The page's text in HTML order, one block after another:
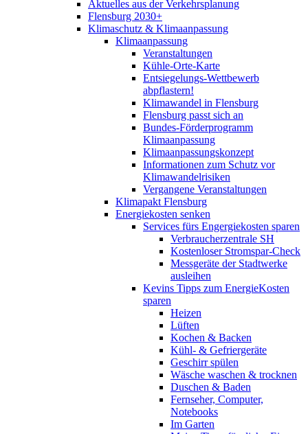
Aktuelles aus der Verkehrsplanung
Flensburg 2030+
Klimaschutz & Klimaanpassung
Klimaanpassung
Veranstaltungen
Kühle-Orte-Karte
Entsiegelungs-Wettbewerb
abpflastern!
Klimawandel in Flensburg
Flensburg passt sich an
Bundes-Förderprogramm
Klimaanpassung
Klimaanpassungskonzept
Informationen zum Schutz vor
Klimawandelrisiken
Vergangene Veranstaltungen
Klimapakt Flensburg
Energiekosten senken
Services fürs Engergiekosten sparen
Verbraucherzentrale SH
Kostenloser Stromspar-Check
Messgeräte der Stadtwerke
ausleihen
Kevins Tipps zum EnergieKosten
sparen
Heizen
Lüften
Kochen & Backen
Kühl- & Gefriergeräte
Geschirr spülen
Wäsche waschen & trocknen
Duschen & Baden
Fernseher, Computer,
Notebooks
Im Garten